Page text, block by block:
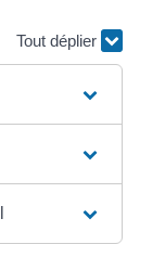
Tout déplier